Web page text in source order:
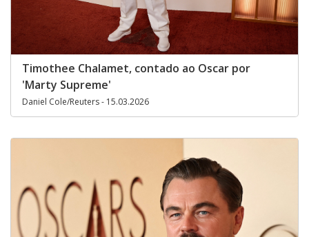
Timothee Chalamet, contado ao Oscar por
'Marty Supreme'
Daniel Cole/Reuters - 15.03.2026